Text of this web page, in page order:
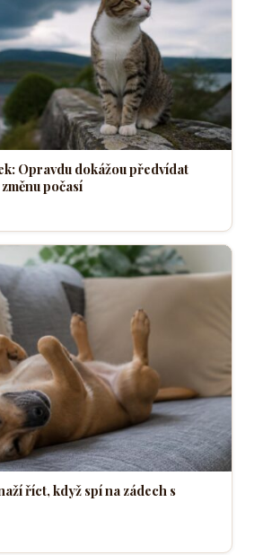
Opravdu dokážou předvídat
počasí
říct, když spí na zádech s